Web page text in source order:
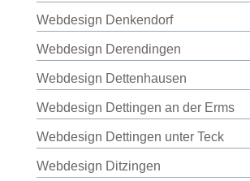
Webdesign Denkendorf
Webdesign Derendingen
Webdesign Dettenhausen
Webdesign Dettingen an der Erms
Webdesign Dettingen unter Teck
Webdesign Ditzingen